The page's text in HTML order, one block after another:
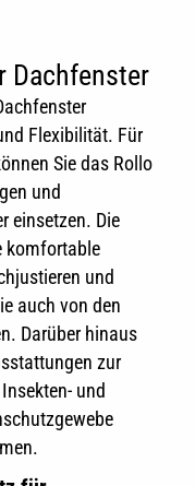
Dachfenster
Flexibilität. Für
Sie das Rollo
und
einsetzen. Die
komfortable
und
auch von den
Darüber hinaus
zur
und